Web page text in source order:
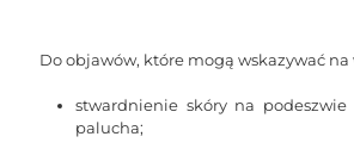
Do objawów, które mogą wskazywać na
stwardnienie skóry na
palucha;